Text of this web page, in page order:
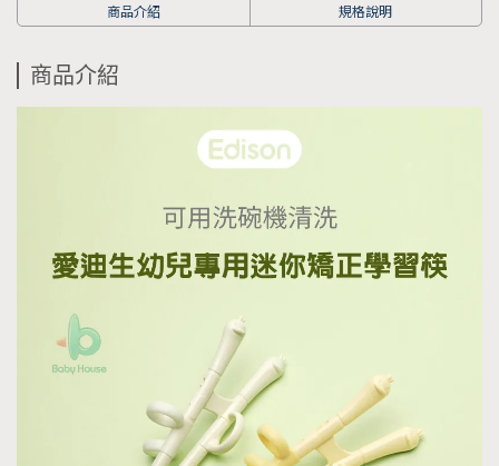
商品介紹 規格說明
商品介紹